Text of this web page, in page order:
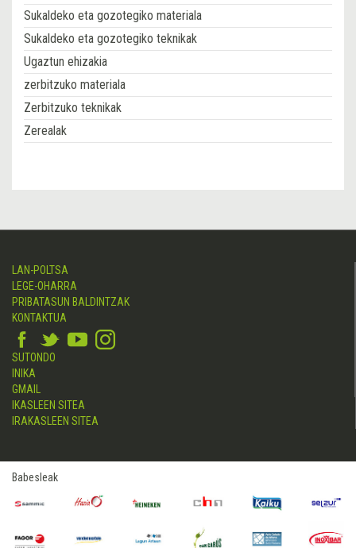
Sukaldeko eta gozotegiko materiala
Sukaldeko eta gozotegiko teknikak
Ugaztun ehizakia
zerbitzuko materiala
Zerbitzuko teknikak
Zerealak
LAN-POLTSA
LEGE-OHARRA
PRIBATASUN BALDINTZAK
KONTAKTUA
SUTONDO
INIKA
GMAIL
IKASLEEN SITEA
IRAKASLEEN SITEA
Babesleak